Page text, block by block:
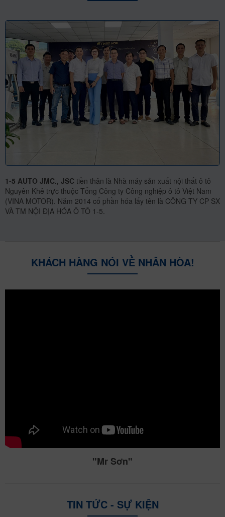
1-5 AUTO JMC., JSC tiền thân là Nhà máy sản xuất nội thất ô tô
Nguyên Khê trực thuộc Tổng Công ty Công nghiệp ô tô Việt Nam
(VINA MOTOR). Năm 2014 cổ phần hóa lấy tên là CÔNG TY CP SX
VÀ TM NỘI ĐỊA HÓA Ô TÔ 1-5.
KHÁCH HÀNG NÓI VỀ NHÂN HÒA!
"Mr Sơn"
TIN TỨC - SỰ KIỆN